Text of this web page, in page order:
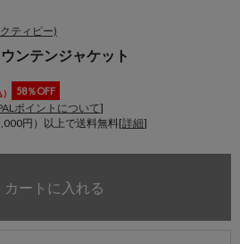
ティピー)
ンテンジャケット
58％OFF
ポイントについて]
円）以上で送料無料[詳細]